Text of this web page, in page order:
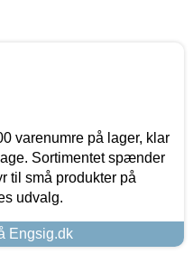
varenumre på lager, klar
Sortimentet spænder
til små produkter på
udvalg.
Engsig.dk